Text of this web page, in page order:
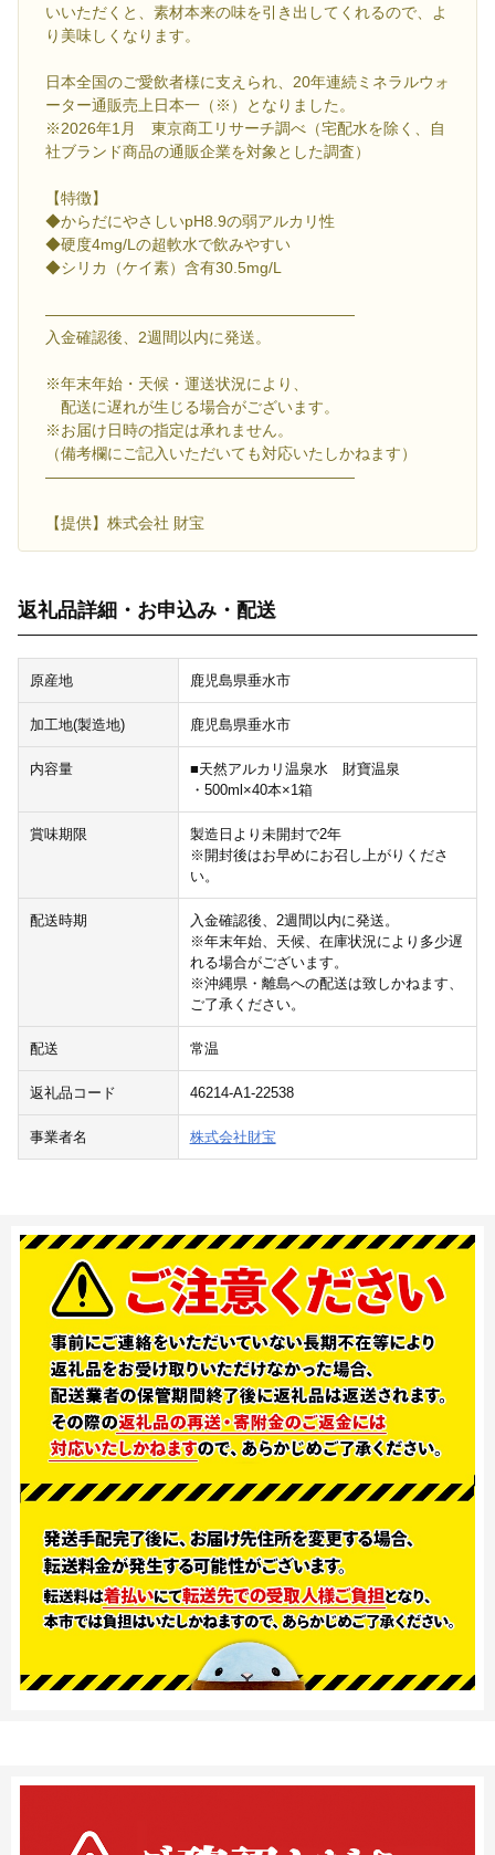
いいただくと、素材本来の味を引き出してくれるので、よ
り美味しくなります。
日本全国のご愛飲者様に支えられ、20年連続ミネラルウォ
ーター通販売上日本一（※）となりました。
※2026年1月 東京商工リサーチ調べ（宅配水を除く、自
社ブランド商品の通販企業を対象とした調査）
【特徴】
◆からだにやさしいpH8.9の弱アルカリ性
◆硬度4mg/Lの超軟水で飲みやすい
◆シリカ（ケイ素）含有30.5mg/L
――――――――――――――――――――
入金確認後、2週間以内に発送。
※年末年始・天候・運送状況により、
配送に遅れが生じる場合がございます。
※お届け日時の指定は承れません。
（備考欄にご記入いただいても対応いたしかねます）
――――――――――――――――――――
【提供】株式会社 財宝
返礼品詳細・お申込み・配送
原産地 鹿児島県垂水市
加工地(製造地) 鹿児島県垂水市
内容量
■天然アルカリ温泉水 財寶温泉
・500ml×40本×1箱
賞味期限
製造日より未開封で2年
※開封後はお早めにお召し上がりくださ
い。
配送時期
入金確認後、2週間以内に発送。
※年末年始、天候、在庫状況により多少遅
れる場合がございます。
※沖縄県・離島への配送は致しかねます、
ご了承ください。
配送 常温
返礼品コード 46214-A1-22538
事業者名 株式会社財宝